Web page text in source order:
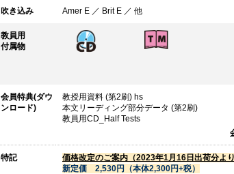
吹き込み Amer E ／ Brit E ／ 他
教員用
付属物
会員特典(ダウ
ンロード)
教授用資料 (第2刷) hs
本文リーディング部分データ (第2刷)
教員用CD_Half Tests
特記
価格改定のご案内（2023年1月16日出荷分より
新定価 2,530円（本体2,300円+税）